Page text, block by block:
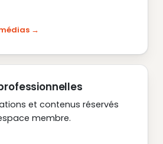
et contenus réservés
membre.